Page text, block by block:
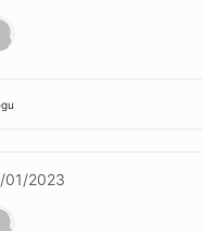
01/2023